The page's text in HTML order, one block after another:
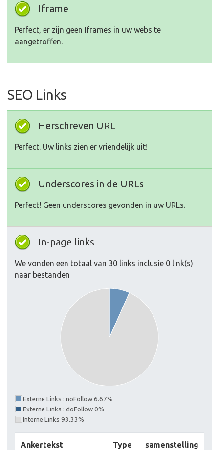
Iframe
Perfect, er zijn geen Iframes in uw website
aangetroffen.
SEO Links
Herschreven URL
Perfect. Uw links zien er vriendelijk uit!
Underscores in de URLs
Perfect! Geen underscores gevonden in uw URLs.
In-page links
We vonden een totaal van 30 links inclusie 0 link(s)
naar bestanden
Externe Links : noFollow 6.67%
Externe Links : doFollow 0%
Interne Links 93.33%
Ankertekst Type samenstelling